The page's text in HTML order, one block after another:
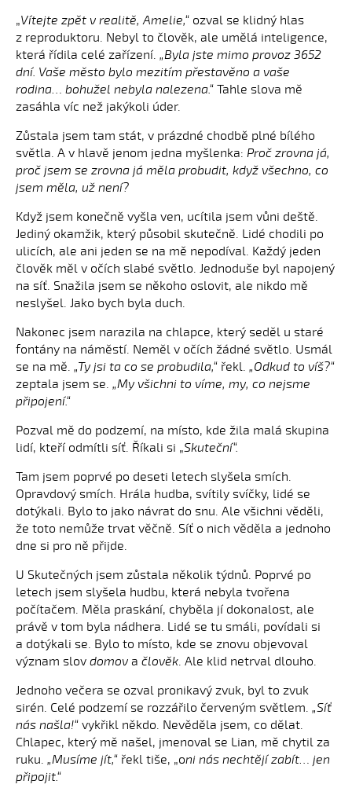
„Vítejte zpět v realitě, Amelie,“ ozval se klidný hlas
z reproduktoru. Nebyl to člověk, ale umělá inteligence,
která řídila celé zařízení. „Byla jste mimo provoz 3652
dní. Vaše město bylo mezitím přestavěno a vaše
rodina… bohužel nebyla nalezena.“ Tahle slova mě
zasáhla víc než jakýkoli úder.
Zůstala jsem tam stát, v prázdné chodbě plné bílého
světla. A v hlavě jenom jedna myšlenka: Proč zrovna já,
proč jsem se zrovna já měla probudit, když všechno, co
jsem měla, už není?
Když jsem konečně vyšla ven, ucítila jsem vůni deště.
Jediný okamžik, který působil skutečně. Lidé chodili po
ulicích, ale ani jeden se na mě nepodíval. Každý jeden
člověk měl v očích slabé světlo. Jednoduše byl napojený
na síť. Snažila jsem se někoho oslovit, ale nikdo mě
neslyšel. Jako bych byla duch.
Nakonec jsem narazila na chlapce, který seděl u staré
fontány na náměstí. Neměl v očích žádné světlo. Usmál
se na mě. „Ty jsi ta co se probudila,“ řekl. „Odkud to víš?“
zeptala jsem se. „My všichni to víme, my, co nejsme
připojení.“
Pozval mě do podzemí, na místo, kde žila malá skupina
lidí, kteří odmítli síť. Říkali si „Skuteční“.
Tam jsem poprvé po deseti letech slyšela smích.
Opravdový smích. Hrála hudba, svítily svíčky, lidé se
dotýkali. Bylo to jako návrat do snu. Ale všichni věděli,
že toto nemůže trvat věčně. Síť o nich věděla a jednoho
dne si pro ně přijde.
U Skutečných jsem zůstala několik týdnů. Poprvé po
letech jsem slyšela hudbu, která nebyla tvořena
počítačem. Měla praskání, chyběla jí dokonalost, ale
právě v tom byla nádhera. Lidé se tu smáli, povídali si
a dotýkali se. Bylo to místo, kde se znovu objevoval
význam slov domov a člověk. Ale klid netrval dlouho.
Jednoho večera se ozval pronikavý zvuk, byl to zvuk
sirén. Celé podzemí se rozzářilo červeným světlem. „Síť
nás našla!“ vykřikl někdo. Nevěděla jsem, co dělat.
Chlapec, který mě našel, jmenoval se Lian, mě chytil za
ruku. „Musíme jít,“ řekl tiše, „oni nás nechtějí zabít… jen
připojit.“